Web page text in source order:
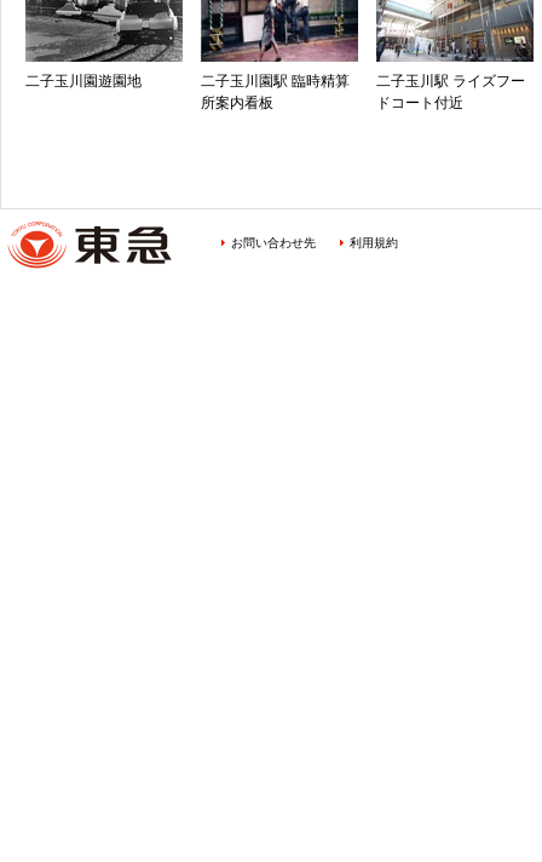
二子玉川園遊園地
二子玉川園駅 臨時精算
所案内看板
二子玉川駅 ライズフー
ドコート付近
お問い合わせ先 利用規約